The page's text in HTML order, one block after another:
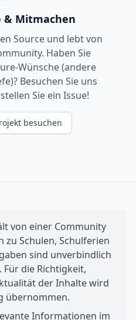
& Mitmachen
Source und lebt von
Haben Sie
Wünsche (andere
Besuchen Sie uns
Sie ein Issue!
besuchen
von einer Community
Schulen, Schulferien
sind unverbindlich
die Richtigkeit,
der Inhalte wird
übernommen.
Informationen im